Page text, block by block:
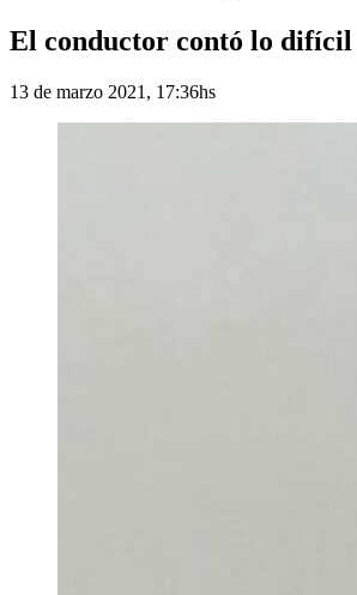
El conductor contó lo difícil
13 de marzo 2021, 17:36hs